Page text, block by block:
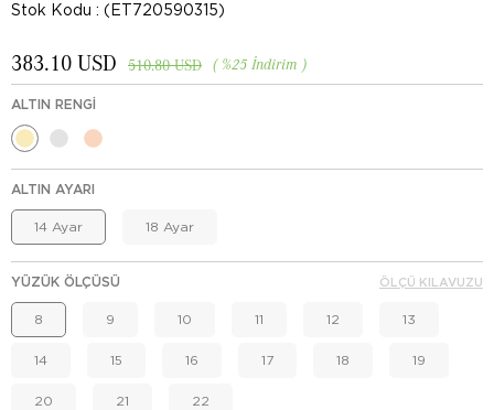
Stok Kodu (ET720590315)
%25 İndirim
510.80 USD
383.10 USD
ALTIN RENGI
ALTIN AYARI
14 Ayar 18 Ayar
YÜZÜK ÖLÇÜSÜ
8 9 10 11 12 13
14 15 16 17 18 19
20 21 22
ÖLÇÜ KILAVUZU